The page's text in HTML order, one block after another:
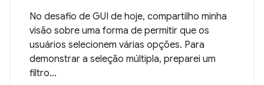
No desafio de GUI de hoje, compartilho minha
visão sobre uma forma de permitir que os
usuários selecionem várias opções. Para
demonstrar a seleção múltipla, preparei um
filtro...